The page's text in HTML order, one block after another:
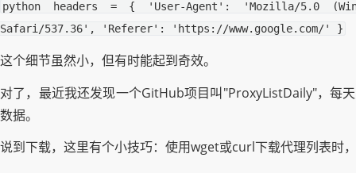
python headers = { 'User-Agent': 'Mozilla/5.0
Safari/537.36', 'Referer': 'https://www.google.com/' }
这个细节虽然小，但有时能起到奇效。
对了，最近我还发现一个GitHub项目叫"ProxyListDaily"，每
数据。
说到下载，这里有个小技巧：使用wget或curl下载代理列表